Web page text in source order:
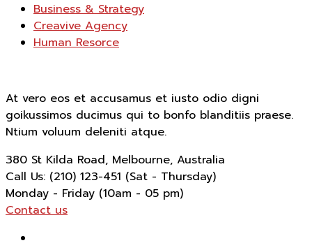
Business & Strategy
Creavive Agency
Human Resorce
At vero eos et accusamus et iusto odio digni
goikussimos ducimus qui to bonfo blanditiis praese.
Ntium voluum deleniti atque.
380 St Kilda Road, Melbourne, Australia
Call Us: (210) 123-451 (Sat - Thursday)
Monday - Friday (10am - 05 pm)
Contact us